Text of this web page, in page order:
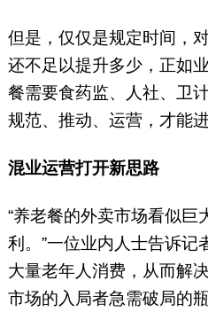
但是，仅仅是规定时间，
还不足以提升多少，正如
餐需要食药监、人社、卫
规范、推动、运营，才能
混业运营打开新思路
“养老餐的外卖市场看似巨
利。”一位业内人士告诉记
大量老年人消费，从而解
市场的入局者急需破局的瓶